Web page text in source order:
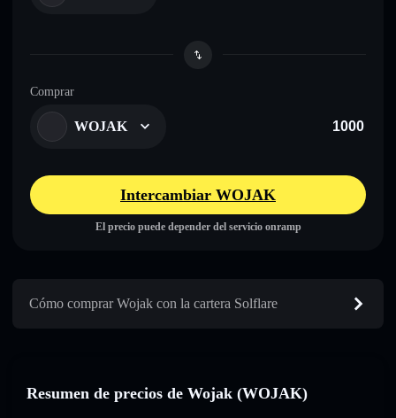
Comprar
WOJAK
Intercambiar WOJAK
El precio puede depender del servicio onramp
Cómo comprar Wojak con la cartera Solflare
Resumen de precios de Wojak (WOJAK)